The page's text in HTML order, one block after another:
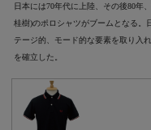
日本には70年代に上陸、その後80年
桂樹)のポロシャツがブームとなる。
テージ的、モード的な要素を取り入
を確立した。